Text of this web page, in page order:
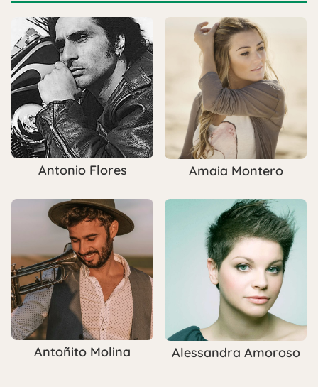
Antonio Flores Amaia Montero
Antoñito Molina Alessandra Amoroso